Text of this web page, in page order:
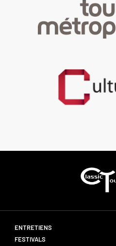
ENTRETIENS
FESTIVALS